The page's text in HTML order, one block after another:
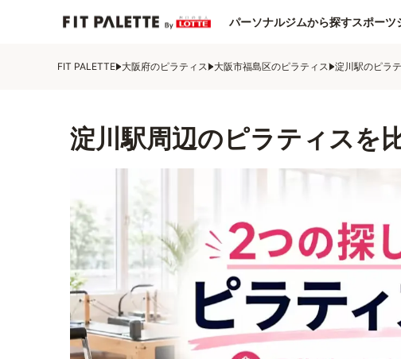
パーソナルジムから探すスポーツ
FIT PALETTE 大阪府のピラティス 大阪市福島区のピラティス 淀川駅のピラ
淀川駅周辺のピラティスを